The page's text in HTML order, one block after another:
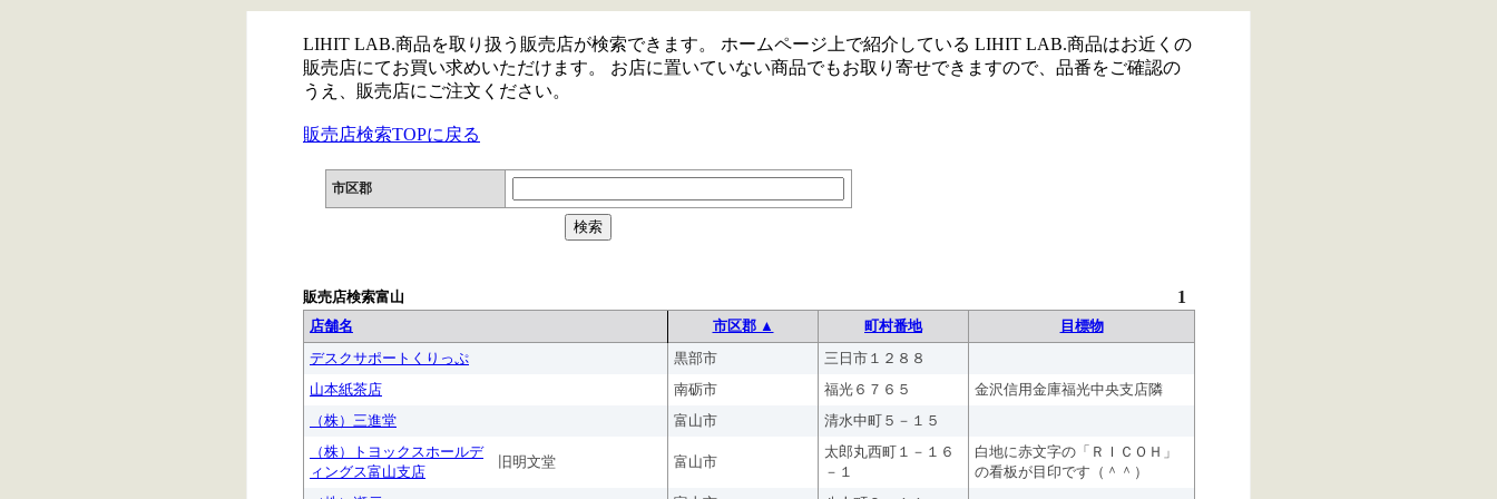
LIHIT LAB.商品を取り扱う販売店が検索できます。 ホームページ上で紹介している LIHIT LAB.商品はお近くの
販売店にてお買い求めいただけます。 お店に置いていない商品でもお取り寄せできますので、品番をご確認の
うえ、販売店にご注文ください。
販売店検索TOPに戻る
市区郡
販売店検索富山 1
店舗名 市区郡 ▲ 町村番地
目標物
デスクサポートくりっぷ
黒部市
三日市１２８８
山本紙茶店
南砺市 福光６７６５
金沢信用金庫福光中央支店隣
（株）三進堂
富山市
清水中町５－１５
（株）トヨックスホールデ
ィングス富山支店
旧明文堂 富山市
太郎丸西町１－１６
－１
白地に赤文字の「ＲＩＣＯＨ」
の看板が目印です（＾＾）